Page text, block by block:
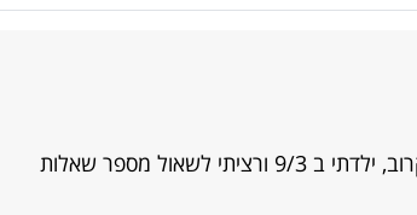
אני בחופשת לידה, אמורה לחזור בזמן הקרוב, ילדתי ב 9/3 ורציתי לשאול מספר שאלות